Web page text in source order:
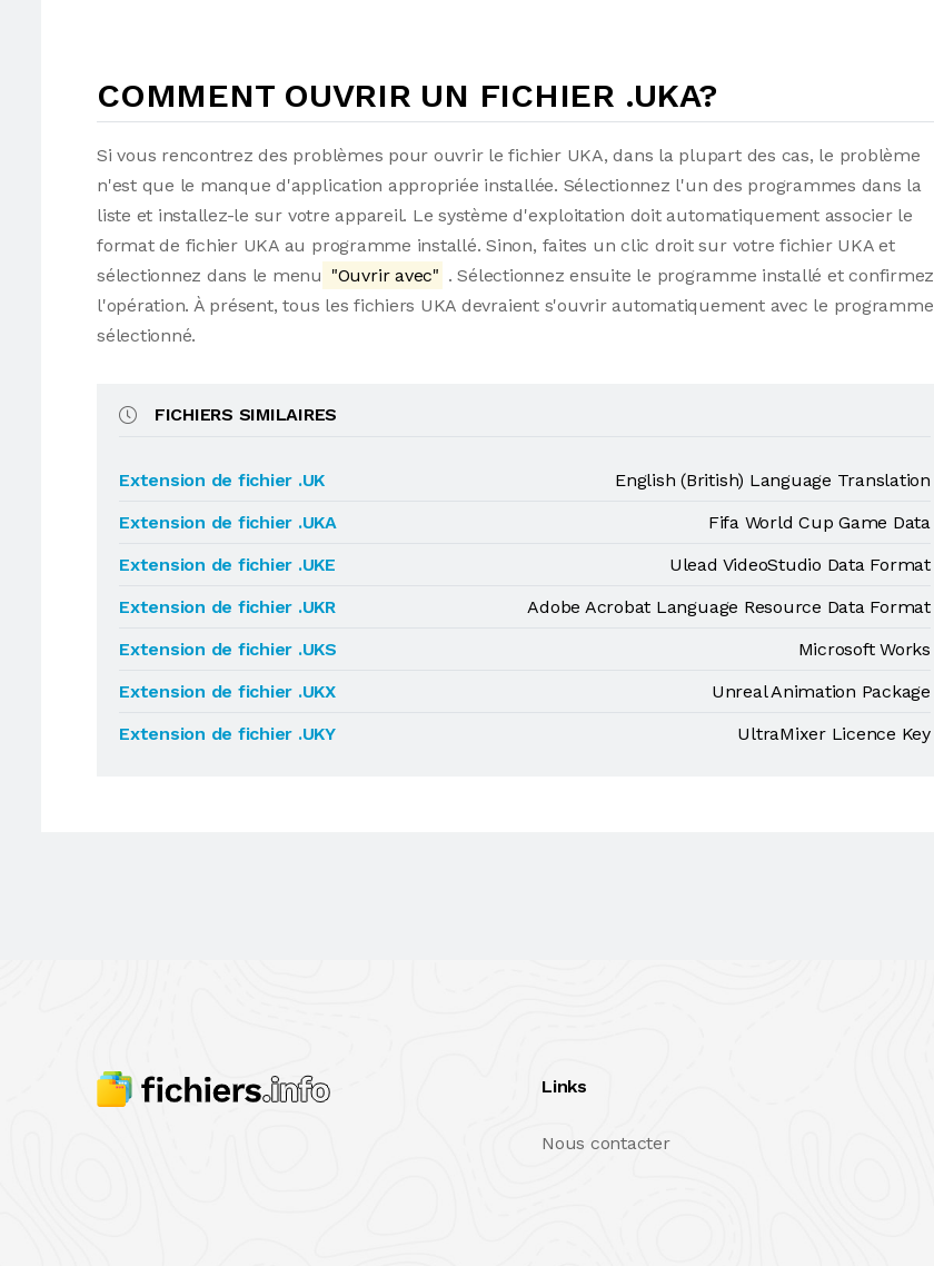
COMMENT OUVRIR UN FICHIER .UKA?
Si vous rencontrez des problèmes pour ouvrir le fichier UKA, dans la plupart des cas, le problème
n'est que le manque d'application appropriée installée. Sélectionnez l'un des programmes dans la
liste et installez-le sur votre appareil. Le système d'exploitation doit automatiquement associer le
format de fichier UKA au programme installé. Sinon, faites un clic droit sur votre fichier UKA et
sélectionnez dans le menu "Ouvrir avec" . Sélectionnez ensuite le programme installé et confirmez
l'opération. À présent, tous les fichiers UKA devraient s'ouvrir automatiquement avec le programme
sélectionné.
FICHIERS SIMILAIRES
Extension de fichier .UK
English (British) Language Translation
Extension de fichier .UKA
Fifa World Cup Game Data
Extension de fichier .UKE
Ulead VideoStudio Data Format
Extension de fichier .UKR
Adobe Acrobat Language Resource Data Format
Extension de fichier .UKS
Microsoft Works
Extension de fichier .UKX
Unreal Animation Package
Extension de fichier .UKY
UltraMixer Licence Key
Links
Nous contacter